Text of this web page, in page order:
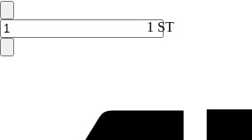
1 ST